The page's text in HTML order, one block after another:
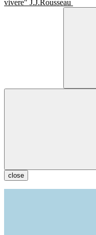
vivere" J.J.Rousseau
close